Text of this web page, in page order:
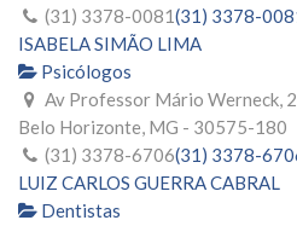
(31) 3378-0081(31) 3378-
ISABELA SIMÃO LIMA
Psicólogos
Av Professor Mário Werneck,
Belo Horizonte, MG - 30575-180
(31) 3378-6706(31) 3378-
LUIZ CARLOS GUERRA CABRAL
Dentistas